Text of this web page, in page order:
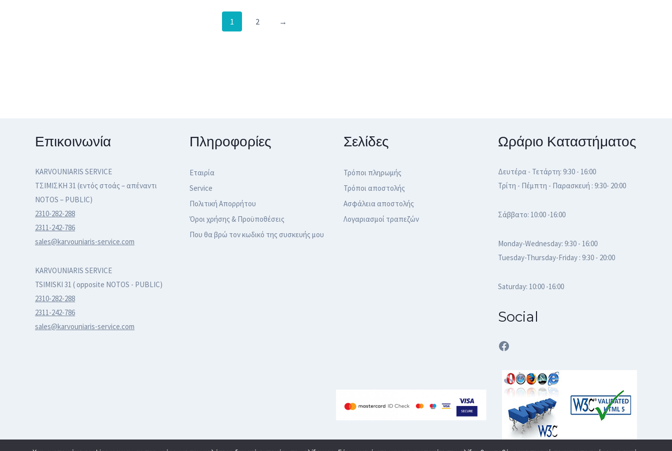
1 2 →
Επικοινωνία
KARVOUNIARIS SERVICE
ΤΣΙΜΙΣΚΗ 31 (εντός στοάς – απέναντι
NOTOS – PUBLIC)
2310-282-288
2311-242-786
sales@karvouniaris-service.com
KARVOUNIARIS SERVICE
TSIMISKI 31 ( opposite NOTOS - PUBLIC)
2310-282-288
2311-242-786
sales@karvouniaris-service.com
Πληροφορίες
Εταιρία
Service
Πολιτική Απορρήτου
Όροι χρήσης & Προϋποθέσεις
Που θα βρώ τον κωδικό της συσκευής μου
Σελίδες
Τρόποι πληρωμής
Τρόποι αποστολής
Ασφάλεια αποστολής
Λογαριασμοί τραπεζών
Ωράριο Καταστήματος
Δευτέρα - Τετάρτη: 9:30 - 16:00
Τρίτη - Πέμπτη - Παρασκευή : 9:30- 20:00
Σάββατο: 10:00 -16:00
Monday-Wednesday: 9:30 - 16:00
Tuesday-Thursday-Friday : 9:30 - 20:00
Saturday: 10:00 -16:00
Social
Facebook